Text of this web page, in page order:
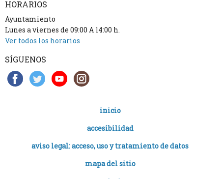
HORARIOS
Ayuntamiento
Lunes a viernes de 09:00 A 14:00 h.
Ver todos los horarios
SÍGUENOS
inicio
accesibilidad
aviso legal: acceso, uso y tratamiento de datos
mapa del sitio